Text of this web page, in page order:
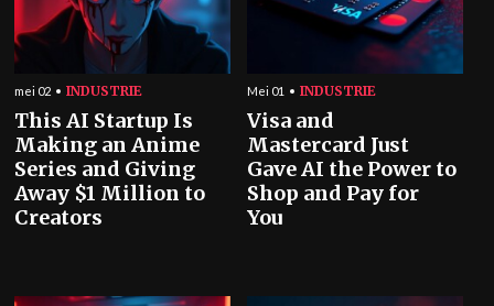
mei 02 INDUSTRIE
This AI Startup Is
Making an Anime
Series and Giving
Away $1 Million to
Creators
Mei 01 INDUSTRIE
Visa and
Mastercard Just
Gave AI the Power to
Shop and Pay for
You